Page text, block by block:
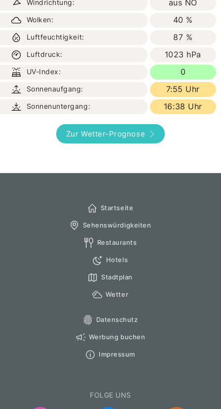
Windrichtung: aus NO
Wolken: 40 %
Luftfeuchtigkeit: 87 %
Luftdruck: 1023 hPa
UV-Index: 0
Sonnenaufgang: 7:55 Uhr
Sonnenuntergang: 16:38 Uhr
Zur Wetter-Prognose
Startseite
Sehenswürdigkeiten
Restaurants
Hotels
Stadtplan
Wetter
Datenschutz
Werbung buchen
Impressum
FOLGE UNS